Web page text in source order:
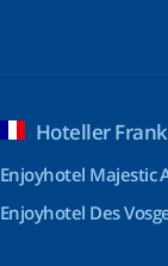
Hoteller
Enjoyhotel Majestic
Enjoyhotel Des